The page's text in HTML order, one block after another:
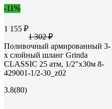
-11%
1 155 ₽
1 302 ₽
Поливочный армированный 3-
х слойный шланг Grinda
CLASSIC 25 атм, 1/2"х30м 8-
429001-1/2-30_z02
3.8(80)